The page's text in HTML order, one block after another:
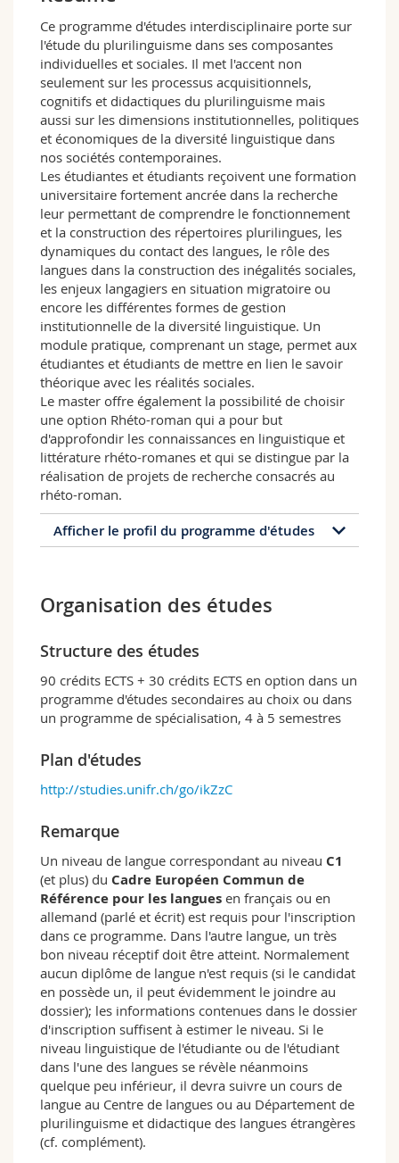
Interfacultaire
Doctorants
Programme des cours
MyUnifr
Ce programme d'études interdisciplinaire porte sur
l'étude du plurilinguisme dans ses composantes
individuelles et sociales. Il met l'accent non
seulement sur les processus acquisitionnels,
cognitifs et didactiques du plurilinguisme mais
aussi sur les dimensions institutionnelles, politiques
et économiques de la diversité linguistique dans
nos sociétés contemporaines.
Les étudiantes et étudiants reçoivent une formation
universitaire fortement ancrée dans la recherche
leur permettant de comprendre le fonctionnement
et la construction des répertoires plurilingues, les
dynamiques du contact des langues, le rôle des
langues dans la construction des inégalités sociales,
les enjeux langagiers en situation migratoire ou
encore les différentes formes de gestion
institutionnelle de la diversité linguistique. Un
module pratique, comprenant un stage, permet aux
étudiantes et étudiants de mettre en lien le savoir
théorique avec les réalités sociales.
Le master offre également la possibilité de choisir
une option Rhéto-roman qui a pour but
d'approfondir les connaissances en linguistique et
littérature rhéto-romanes et qui se distingue par la
réalisation de projets de recherche consacrés au
rhéto-roman.
Afficher le profil du programme d'études
Le master en sciences du plurilinguisme
s'articule autour de cinq modules:
Le premier module transmet aux étudiantes
et étudiants les bases théoriques
permettant l'étude de la diversité
linguistique dans ses composantes
historiques, individuelles et sociales;
approfondissement thématique et
méthodologique sur les dimensions
psycholinguistiques
langagières et des aspects cognitifs de
l'acquisition plurilingue;
Le troisième module approfondit les
dimensions sociolinguistiques. Il vise l'étude
des enjeux de pouvoirs et des aspects
politiques, anthropologiques et
économiques liés aux langues;
Destiné à confronter les connaissances
acquises en cours aux réalités de terrains, le
quatrième module s'articule autour d'un
stage et de séminaires;
La rédaction d'un mémoire clôt la
formation. Dans le cadre de ce travail, les
étudiantes et étudiants explorent des
questions de recherche au moyen d'outils
scientifiques qu'ils mettent en œuvre sur
une thématique de leur choix.
Organisation des études
Structure des études
90 crédits ECTS + 30 crédits ECTS en option dans un
programme d'études secondaires au choix ou dans
un programme de spécialisation, 4 à 5 semestres
Plan d'études
http://studies.unifr.ch/go/ikZzC
Remarque
Un niveau de langue correspondant au niveau C1
(et plus) du Cadre Européen Commun de
Référence pour les langues en français ou en
allemand (parlé et écrit) est requis pour l'inscription
dans ce programme. Dans l'autre langue, un très
bon niveau réceptif doit être atteint. Normalement
aucun diplôme de langue n'est requis (si le candidat
en possède un, il peut évidemment le joindre au
dossier); les informations contenues dans le dossier
d'inscription suffisent à estimer le niveau. Si le
niveau linguistique de l'étudiante ou de l'étudiant
dans l'une des langues se révèle néanmoins
quelque peu inférieur, il devra suivre un cours de
langue au Centre de langues ou au Département de
plurilinguisme et didactique des langues étrangères
(cf. complément).